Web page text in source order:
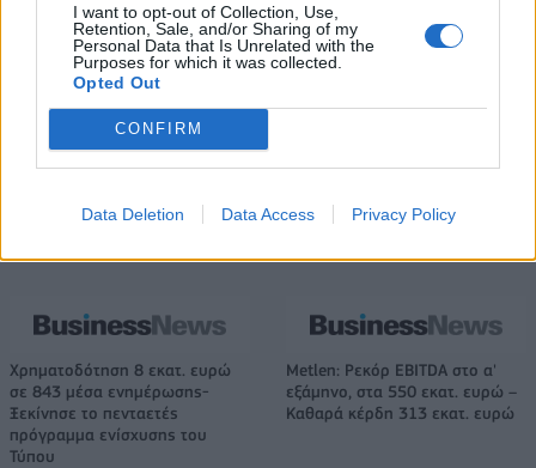
I want to opt-out of Collection, Use,
Retention, Sale, and/or Sharing of my
Personal Data that Is Unrelated with the
Purposes for which it was collected.
Opted Out
CONFIRM
Data Deletion Data Access Privacy Policy
Νέο Audi A2 e-tron με στόχο την κορυφή της αποδοτικότητας
Εθνική Νεανίδων: Με τη
Βουλγαρία για τις θέσεις 5-8
του Ευρωμπάσκετ (live stream)
Μασλαρινός: «Χάσαμε το μυαλό
Χρηματοδότηση 8 εκατ. ευρώ
σε 843 μέσα ενημέρωσης-
Ξεκίνησε το πενταετές
πρόγραμμα ενίσχυσης του
Τύπου
Metlen: Ρεκόρ EBITDA στο α'
εξάμηνο, στα 550 εκατ. ευρώ –
Καθαρά κέρδη 313 εκατ. ευρώ